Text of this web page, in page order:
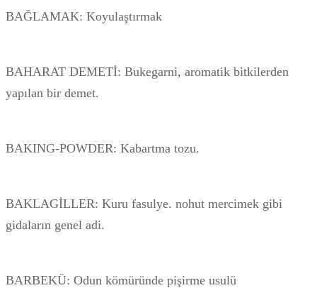
BAĞLAMAK: Koyulaştırmak
BAHARAT DEMETİ: Bukegarni, aromatik bitkilerden
yapılan bir demet.
BAKING-POWDER: Kabartma tozu.
BAKLAGİLLER: Kuru fasulye. nohut mercimek gibi
gidaların genel adi.
BARBEKÜ: Odun kömüründe pişirme usulü